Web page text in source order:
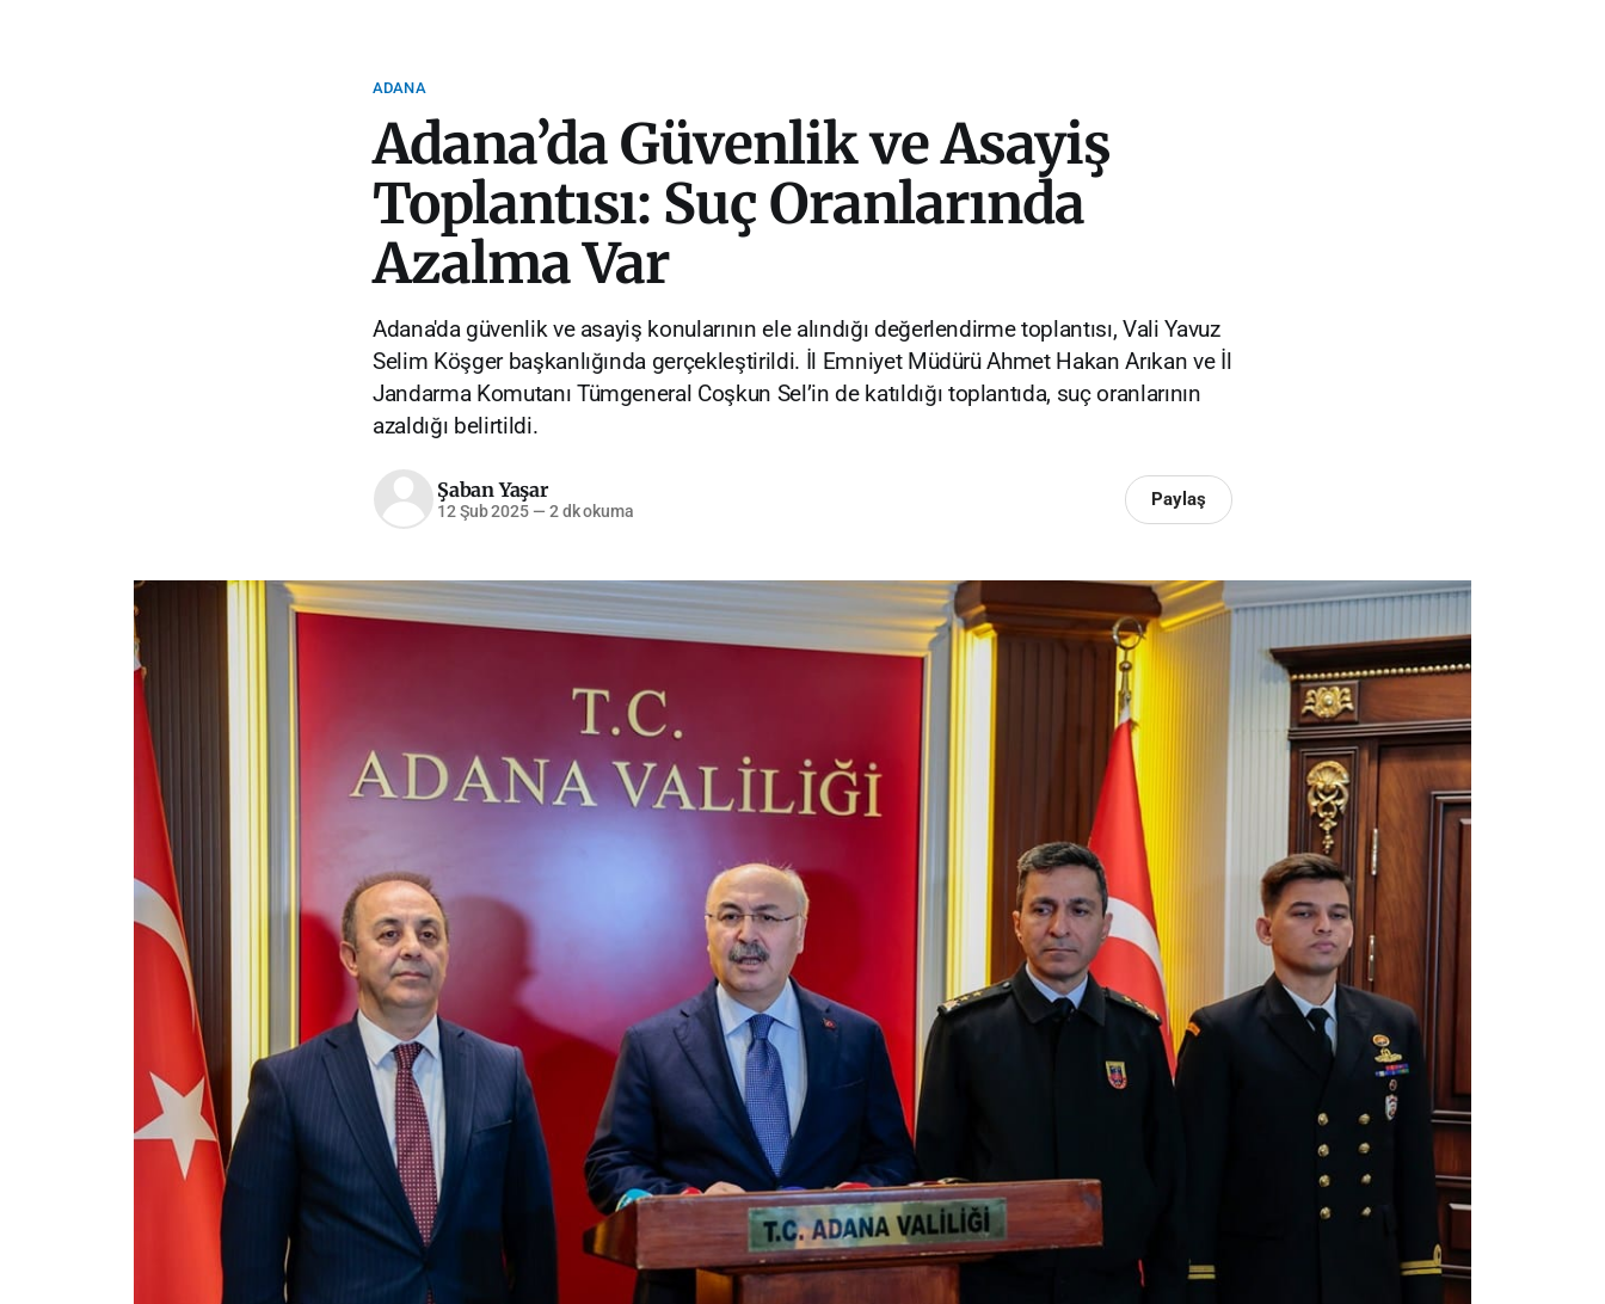
ADANA
Adana’da Güvenlik ve Asayiş
Toplantısı: Suç Oranlarında
Azalma Var
Adana'da güvenlik ve asayiş konularının ele alındığı değerlendirme toplantısı, Vali Yavuz
Selim Köşger başkanlığında gerçekleştirildi. İl Emniyet Müdürü Ahmet Hakan Arıkan ve İl
Jandarma Komutanı Tümgeneral Coşkun Sel’in de katıldığı toplantıda, suç oranlarının
azaldığı belirtildi.
Şaban Yaşar
12 Şub 2025 — 2 dk okuma
Paylaş